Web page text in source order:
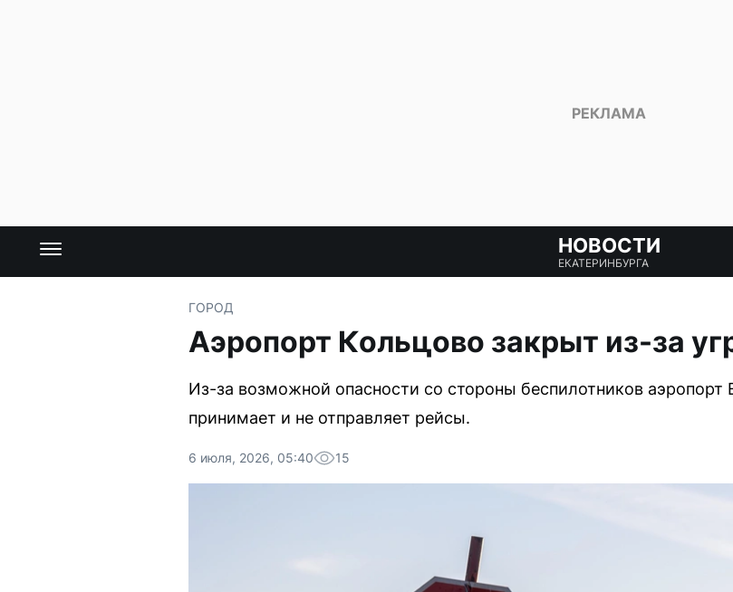
НОВОСТИ
ЕКАТЕРИНБУРГА
ГОРОД
Аэропорт Кольцово закрыт из-за
Из-за возможной опасности со стороны беспилотников аэропорт
принимает и не отправляет рейсы.
6 июля, 2026, 05:40 15